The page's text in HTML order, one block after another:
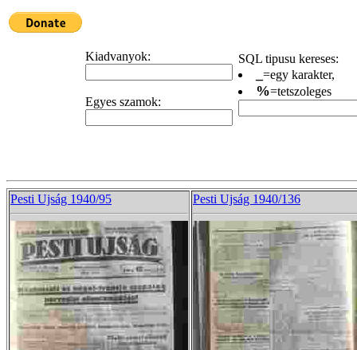
Kiadvanyok:
Egyes szamok:
SQL tipusu kereses:
=egy karakter,
%=tetszoleges
Pesti Ujság 1940/95 Pesti Ujság 1940/136